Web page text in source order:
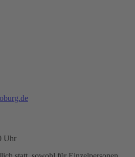
Uhr